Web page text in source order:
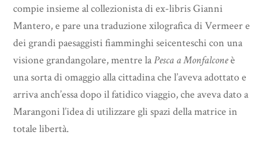
compie insieme al collezionista di ex-libris Gianni
Mantero, e pare una traduzione xilografica di Vermeer e
dei grandi paesaggisti fiamminghi seicenteschi con una
visione grandangolare, mentre laPesca a Monfalconeè
una sorta di omaggio alla cittadina che l’aveva adottato e
arriva anch’essa dopo il fatidico viaggio, che aveva dato a
Marangoni l’idea di utilizzare gli spazi della matrice in
totale libertà.